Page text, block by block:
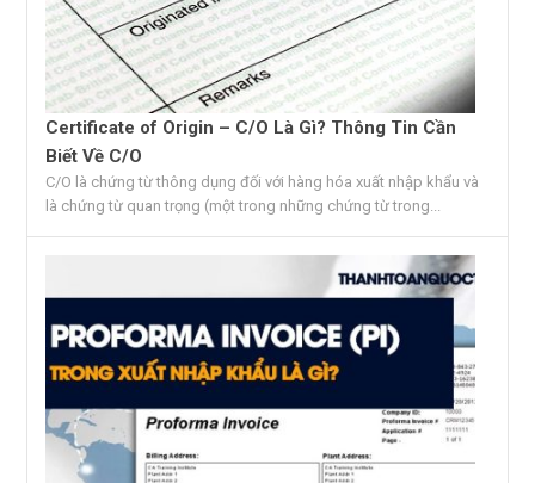
Certificate of Origin – C/O Là Gì? Thông Tin Cần
Biết Về C/O
C/O là chứng từ thông dụng đối với hàng hóa xuất nhập khẩu và
là chứng từ quan trọng (một trong những chứng từ trong...